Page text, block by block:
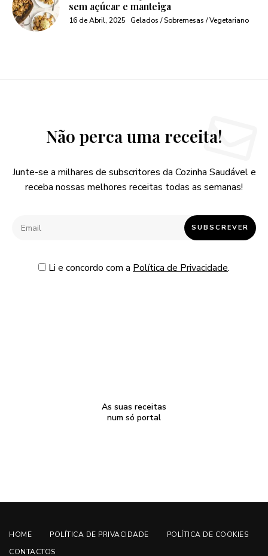
sem açúcar e manteiga
16 de Abril, 2025 Gelados / Sobremesas / Vegetariano
Não perca uma receita!
Junte-se a milhares de subscritores da Cozinha Saudável e
receba nossas melhores receitas todas as semanas!
Li e concordo com a Política de Privacidade.
As suas receitas
num só portal
HOME POLÍTICA DE PRIVACIDADE
POLÍTICA DE COOKIES
CONTACTOS